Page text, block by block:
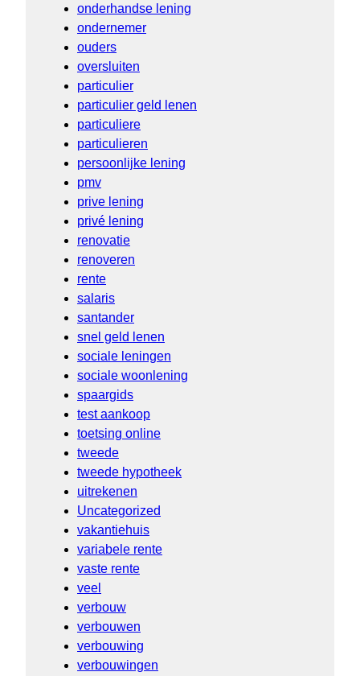
onderhandse lening
ondernemer
ouders
oversluiten
particulier
particulier geld lenen
particuliere
particulieren
persoonlijke lening
pmv
prive lening
privé lening
renovatie
renoveren
rente
salaris
santander
snel geld lenen
sociale leningen
sociale woonlening
spaargids
test aankoop
toetsing online
tweede
tweede hypotheek
uitrekenen
Uncategorized
vakantiehuis
variabele rente
vaste rente
veel
verbouw
verbouwen
verbouwing
verbouwingen